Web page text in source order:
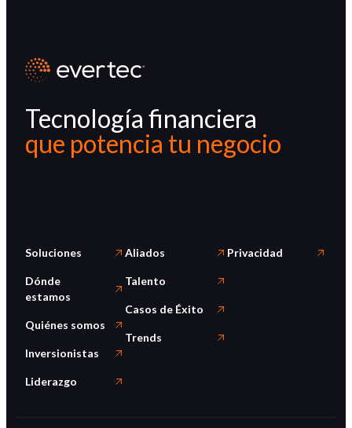
Tecnología financiera
que potencia tu negocio
Soluciones
Dónde
estamos
Quiénes somos
Inversionistas
Liderazgo
Aliados
Talento
Casos de Éxito
Trends
Privacidad